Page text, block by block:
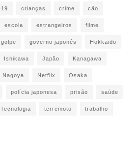
crianças crime cão
escola estrangeiros filme
golpe governo japonês Hokkaido
Ishikawa Japão Kanagawa
Nagoya Netflix Osaka
polícia japonesa prisão saúde
Tecnologia terremoto trabalho